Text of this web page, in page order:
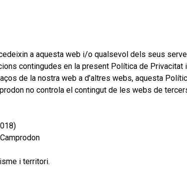
a aquesta web i/o qualsevol dels seus
contingudes en la present Política de
de la nostra web a d’altres webs, aquesta
no controla el contingut de les webs de
i territori.